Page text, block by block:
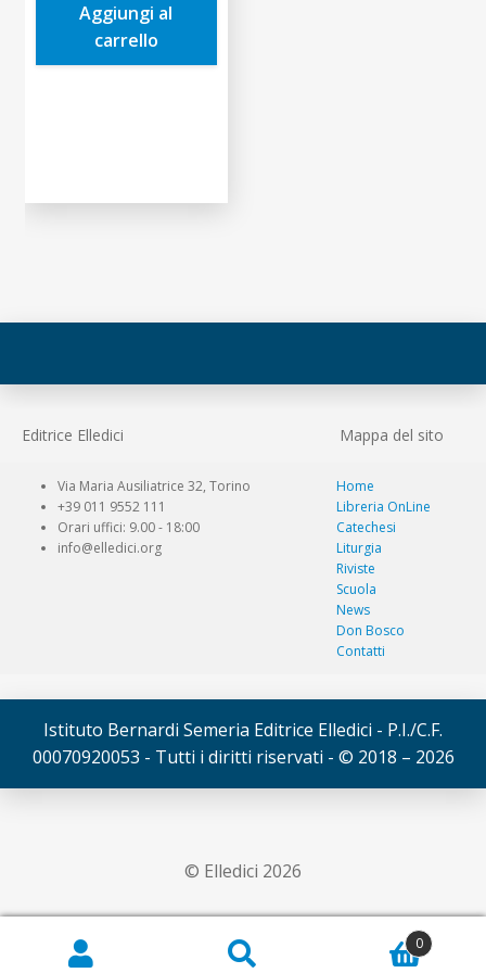
3,00€.
Aggiungi al
carrello
Editrice Elledici Mappa del sito
Via Maria Ausiliatrice 32, Torino
+39 011 9552 111
Orari uffici: 9.00 - 18:00
info@elledici.org
Home
Libreria OnLine
Catechesi
Liturgia
Riviste
Scuola
News
Don Bosco
Contatti
Istituto Bernardi Semeria Editrice Elledici - P.I./C.F.
00070920053 - Tutti i diritti riservati - © 2018 – 2026
© Elledici 2026
0